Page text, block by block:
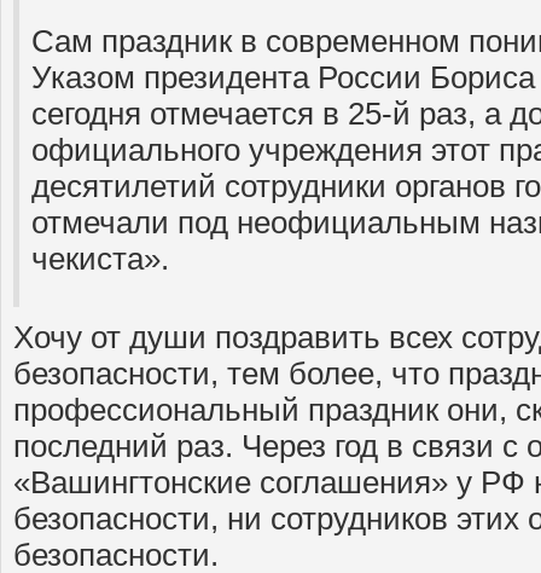
Сам праздник в современном
Указом президента России
сегодня отмечается в 25-й раз, а
официального учреждения этот
десятилетий сотрудники органов
отмечали под неофициальным
чекиста».
Хочу от души поздравить всех
безопасности, тем более, что
профессиональный праздник они,
последний раз. Через год в связи с
«Вашингтонские соглашения» у РФ
безопасности, ни сотрудников этих
безопасности.